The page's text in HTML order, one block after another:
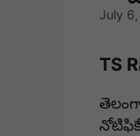
July
TS